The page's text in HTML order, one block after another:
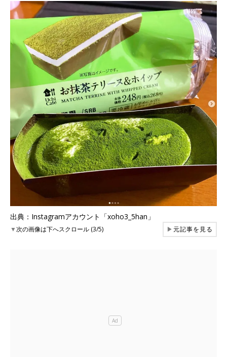
出典：Instagramアカウント「xoho3_5han」
▼次の画像は下へスクロール (3/5) ▶元記事を見る